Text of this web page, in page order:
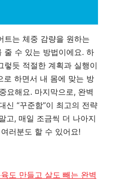
트는 체중 감량을 원하는
줄 수 있는 방법이에요. 하
렇듯 적절한 계획과 실행이
로 하면서 내 몸에 맞는 방
요해요. 마지막으로, 완벽
신 “꾸준함”이 최고의 전략
고, 매일 조금씩 더 나아지
러분도 할 수 있어요!
도 만들고 살도 빼는 완벽